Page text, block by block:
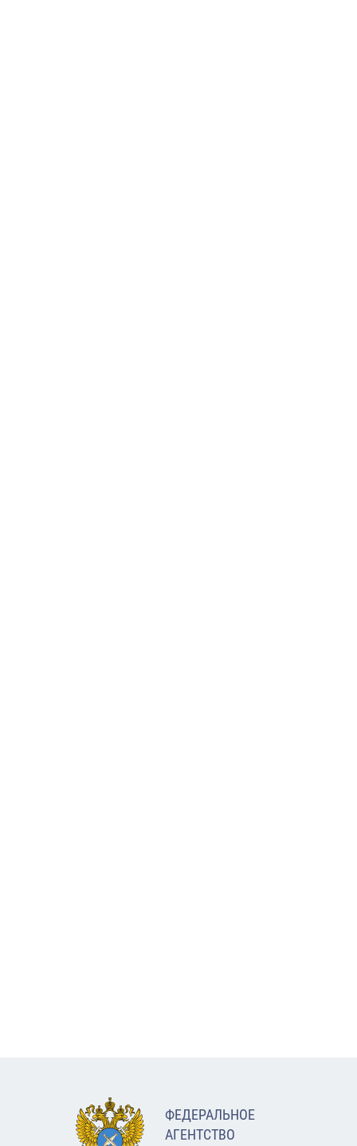
ФЕДЕРАЛЬНОЕ
АГЕНТСТВО